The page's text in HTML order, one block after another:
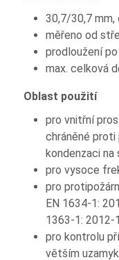
30,7/30,7 mm,
měřeno od
prodloužení
max. celková
Oblast použití
pro vnitřní
chráněné
kondenzaci na
pro vysoce
pro
EN 1634-1:
1363-1: 2012-
pro kontrolu
větším